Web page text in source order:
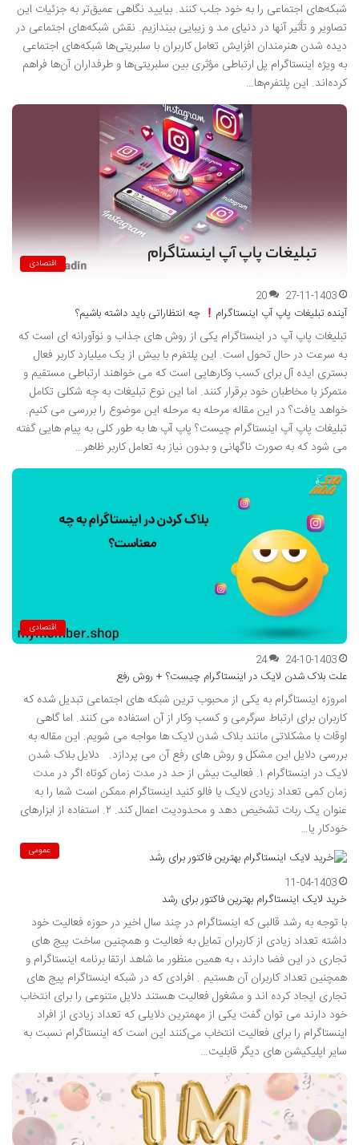
شبکه‌های اجتماعی را به خود جلب کنند. بیایید نگاهی عمیق‌تر به جزئیات این
تصاویر و تأثیر آنها در دنیای مد و زیبایی بیندازیم. نقش شبکه‌های اجتماعی در
دیده شدن هنرمندان افزایش تعامل کاربران با سلبریتی‌ها شبکه‌های اجتماعی
به ویژه اینستاگرام پل ارتباطی مؤثری بین سلبریتی‌ها و طرفداران آن‌ها فراهم
کرده‌اند. این پلتفرم‌ها…
اقتصادی
27-11-1403
20
آینده تبلیغات پاپ آپ اینستاگرام چه انتظاراتی باید داشته باشیم؟
تبلیغات پاپ آپ در اینستاگرام یکی از روش های جذاب و نوآورانه ای است که
به سرعت در حال تحول است. این پلتفرم با بیش از یک میلیارد کاربر فعال
بستری ایده آل برای کسب وکارهایی است که می خواهند ارتباطی مستقیم و
متمرکز با مخاطبان خود برقرار کنند. اما این نوع تبلیغات به چه شکلی تکامل
خواهد یافت؟ در این مقاله مرحله به مرحله این موضوع را بررسی می کنیم.
تبلیغات پاپ آپ اینستاگرام چیست؟ پاپ آپ ها به طور کلی به پیام هایی گفته
می شود که به صورت ناگهانی و بدون نیاز به تعامل کاربر ظاهر…
اقتصادی
24-10-1403
24
علت بلاک شدن لایک در اینستاگرام چیست؟ + روش رفع
امروزه اینستاگرام به یکی از محبوب ترین شبکه های اجتماعی تبدیل شده که
کاربران برای ارتباط سرگرمی و کسب وکار از آن استفاده می کنند. اما گاهی
اوقات با مشکلاتی مانند بلاک شدن لایک ها مواجه می شویم. این مقاله به
بررسی دلایل این مشکل و روش های رفع آن می پردازد. دلایل بلاک شدن
لایک در اینستاگرام ۱. فعالیت بیش از حد در مدت زمان کوتاه اگر در مدت
زمان کمی تعداد زیادی لایک یا فالو کنید اینستاگرام ممکن است شما را به
عنوان یک ربات تشخیص دهد و محدودیت اعمال کند. ۲. استفاده از ابزارهای
خودکار یا…
عمومی
11-04-1403
خرید لایک اینستاگرام بهترین فاکتور برای رشد
با توجه به رشد قالبی که اینستاگرام در چند سال اخیر در حوزه فعالیت خود
داشته تعداد زیادی از کاربران تمایل به فعالیت و همچنین ساخت پیج‌ های
تجاری در این فضا دارند ، به همین منظور ما شاهد ارتقا برنامه اینستاگرام و
همچنین تعداد کاربران آن هستیم . افرادی که در شبکه اینستاگرام پیج‌ های
تجاری ایجاد کرده اند و مشغول فعالیت هستند دلایل متنوعی را برای انتخاب
خود دارند می توان گفت یکی از مهمترین دلایلی که تعداد زیادی از افراد
اینستاگرام را برای فعالیت انتخاب می‌کنند این است که اینستاگرام نسبت به
سایر اپلیکیشن‌ های دیگر قابلیت‌…